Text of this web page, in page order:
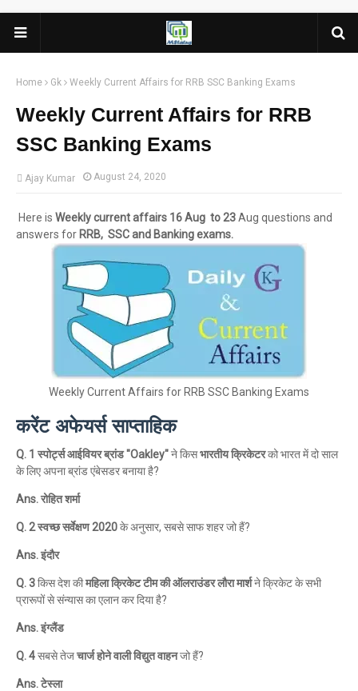
Home Gk Weekly Current Affairs for RRB SSC Banking Exams
Weekly Current Affairs for RRB
SSC Banking Exams
Ajay Kumar August 24, 2020
Here is Weekly current affairs 16 Aug to 23Aug questions and
answers for RRB, SSC and Banking exams.
Weekly Current Affairs for RRB SSC Banking Exams
करेंट अफेयर्स साप्ताहिक
Q. 1 स्पोर्ट्स आईवियर ब्रांड "Oakley"ने किसभारतीय क्रिकेटरको भारत में दो साल
के लिए अपना ब्रांड एंबेसडर बनाया है?
Ans. रोहित शर्मा
Q. 2 स्वच्छ सर्वेक्षण 2020के अनुसार, सबसे साफ शहर जो हैं?
Ans. इंदौर
Q. 3किस देश कीमहिला क्रिकेट टीम की ऑलराउंडर लौरा मार्शने क्रिकेट के सभी
प्रारूपों से संन्यास का एलान कर दिया है?
Ans. इंग्लैंड
Q. 4सबसे तेजचार्ज होने वाली विद्युत वाहनजो हैं?
Ans. टेस्ला